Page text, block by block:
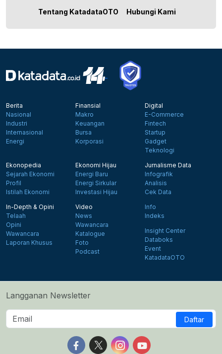
Tentang KatadataOTO Hubungi Kami
Berita
Nasional
Industri
Internasional
Energi
Finansial
Makro
Keuangan
Bursa
Korporasi
Digital
E-Commerce
Fintech
Startup
Gadget
Teknologi
Ekonopedia
Sejarah Ekonomi
Profil
Istilah Ekonomi
Ekonomi Hijau
Energi Baru
Energi Sirkular
Investasi Hijau
Jurnalisme Data
Infografik
Analisis
Cek Data
In-Depth & Opini
Telaah
Opini
Wawancara
Laporan Khusus
Video
News
Wawancara
Katalogue
Foto
Podcast
Info
Indeks
Insight Center
Databoks
Event
KatadataOTO
Langganan Newsletter
Daftar
Follow us on Facebook
Follow us on X
Follow us on Instagram
Follow us on